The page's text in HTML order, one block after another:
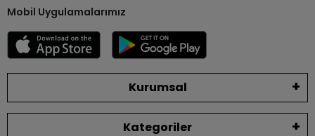
Mobil Uygulamalarımız
Kurumsal
Kategoriler